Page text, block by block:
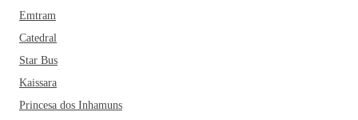
Emtram
Catedral
Star Bus
Kaissara
Princesa dos Inhamuns